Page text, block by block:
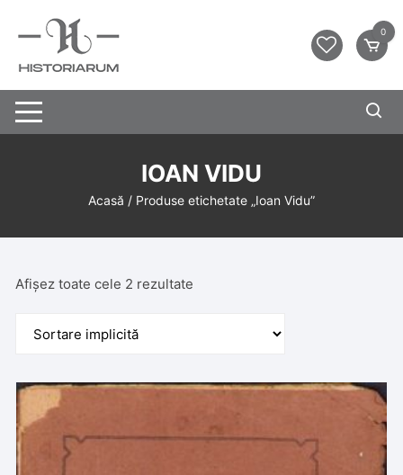
0
IOAN VIDU
Acasă / Produse etichetate „Ioan Vidu”
Afișez toate cele 2 rezultate